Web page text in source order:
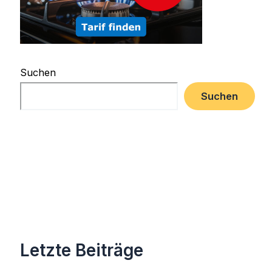
Suchen
Suchen
Letzte Beiträge